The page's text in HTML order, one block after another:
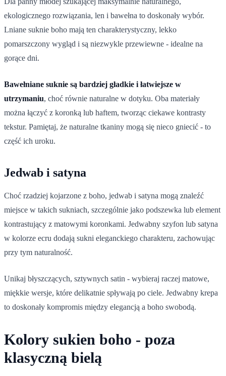
ekologicznego rozwiązania, len i bawełna to doskonały wybór.
Lniane suknie boho mają ten charakterystyczny, lekko
pomarszczony wygląd i są niezwykle przewiewne - idealne na
gorące dni.
Bawełniane suknie są bardziej gładkie i łatwiejsze w
utrzymaniu, choć równie naturalne w dotyku. Oba materiały
można łączyć z koronką lub haftem, tworząc ciekawe kontrasty
tekstur. Pamiętaj, że naturalne tkaniny mogą się nieco gniecić - to
część ich uroku.
Jedwab i satyna
Choć rzadziej kojarzone z boho, jedwab i satyna mogą znaleźć
miejsce w takich sukniach, szczególnie jako podszewka lub element
kontrastujący z matowymi koronkami. Jedwabny szyfon lub satyna
w kolorze ecru dodają sukni eleganckiego charakteru, zachowując
przy tym naturalność.
Unikaj błyszczących, sztywnych satin - wybieraj raczej matowe,
miękkie wersje, które delikatnie spływają po ciele. Jedwabny krepa
to doskonały kompromis między elegancją a boho swobodą.
Kolory sukien boho - poza
klasyczną bielą